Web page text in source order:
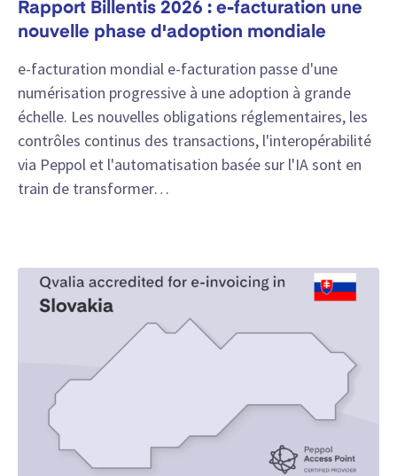
Rapport Billentis 2026 : e-facturation une
nouvelle phase d'adoption mondiale
e-facturation mondial e-facturation passe d'une
numérisation progressive à une adoption à grande
échelle. Les nouvelles obligations réglementaires, les
contrôles continus des transactions, l'interopérabilité
via Peppol et l'automatisation basée sur l'IA sont en
train de transformer…